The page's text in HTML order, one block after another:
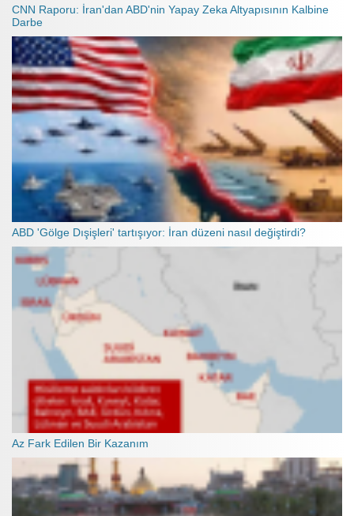
CNN Raporu: İran'dan ABD'nin Yapay Zeka Altyapısının Kalbine
Darbe
ABD 'Gölge Dışişleri' tartışıyor: İran düzeni nasıl değiştirdi?
Az Fark Edilen Bir Kazanım